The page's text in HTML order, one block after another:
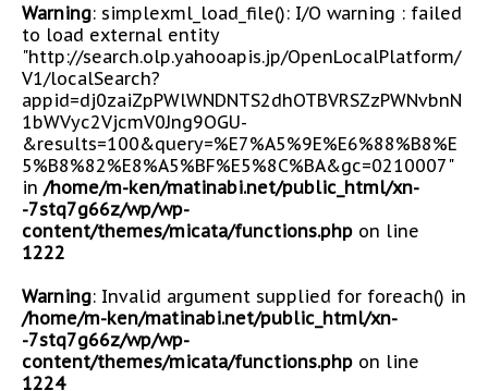
Warning: simplexml_load_file(): I/O warning : failed
to load external entity
"http://search.olp.yahooapis.jp/OpenLocalPlatform/
V1/localSearch?
appid=dj0zaiZpPWlWNDNTS2dhOTBVRSZzPWNvbnN
1bWVyc2VjcmV0Jng9OGU-
&results=100&query=%E7%A5%9E%E6%88%B8%E
5%B8%82%E8%A5%BF%E5%8C%BA&gc=0210007"
in /home/m-ken/matinabi.net/public_html/xn-
-7stq7g66z/wp/wp-
content/themes/micata/functions.php on line
1222
Warning: Invalid argument supplied for foreach() in
/home/m-ken/matinabi.net/public_html/xn-
-7stq7g66z/wp/wp-
content/themes/micata/functions.php on line
1224